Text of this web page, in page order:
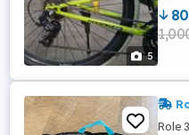
5
Role